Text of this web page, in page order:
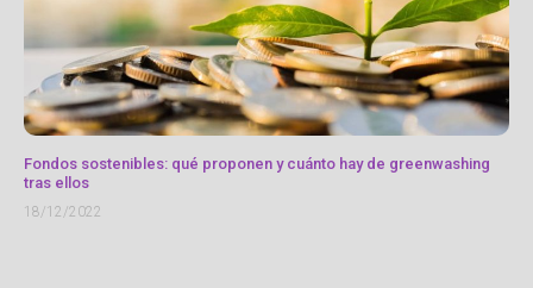
Fondos sostenibles: qué proponen y cuánto hay de greenwashing
tras ellos
18/12/2022